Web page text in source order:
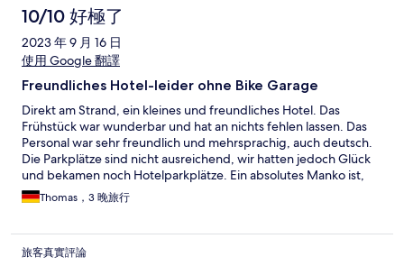
10/10 好極了
2023 年 9 月 16 日
使用 Google 翻譯
Freundliches Hotel-leider ohne Bike Garage
Direkt am Strand, ein kleines und freundliches Hotel. Das
Frühstück war wunderbar und hat an nichts fehlen lassen. Das
Personal war sehr freundlich und mehrsprachig, auch deutsch.
Die Parkplätze sind nicht ausreichend, wir hatten jedoch Glück
und bekamen noch Hotelparkplätze. Ein absolutes Manko ist,
dass das Hotel keine Fahrradgarage hat. Bei den heutigen
Preisen für ein gutes E-Bike ist das ein Muss. Hier sollte die
selbst, wenn diese nicht direkt im Hotel untergebracht ist.
Thomas，3 晚旅行
旅客真實評論